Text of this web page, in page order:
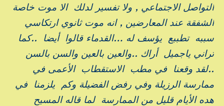
التواصل الاجتماعي , ولا تفسير لدلك الا موت خاصة
الشفقة عند المعارضين , انه موت ثانوي ارتكاسي
سببه تطببع يؤسف له …القدماء قالوا أيضا ..كما
تراني ياجميل أراك ..والعين بالعين والسن بالسن
..لقد وقعنا في مطب الاستقطاب الأعمى في
ممارسة الرزيلة وفي رفض الفضيلة وكم يلزمنا في
هده الأيام قليل من الممارسة لما قاله المسيح